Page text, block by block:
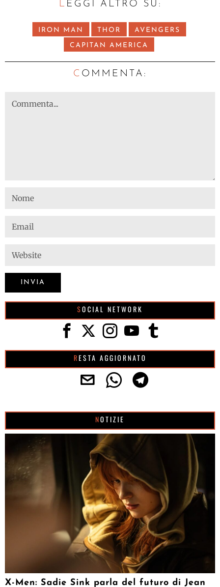
LEGGI ALTRO SU:
IRON MAN THOR AVENGERS
CAPITAN AMERICA
C OMMENTA:
SOCIAL NETWORK
RESTA AGGIORNATO
NOTIZIE
X-Men: Sadie Sink parla del futuro di Jean